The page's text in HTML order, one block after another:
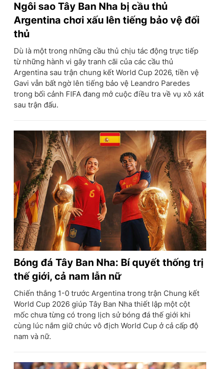
Ngôi sao Tây Ban Nha bị cầu thủ
Argentina chơi xấu lên tiếng bảo vệ đối
thủ
Dù là một trong những cầu thủ chịu tác động trực tiếp
từ những hành vi gây tranh cãi của các cầu thủ
Argentina sau trận chung kết World Cup 2026, tiền vệ
Gavi vẫn bất ngờ lên tiếng bảo vệ Leandro Paredes
trong bối cảnh FIFA đang mở cuộc điều tra về vụ xô xát
sau trận đấu.
Bóng đá Tây Ban Nha: Bí quyết thống trị
thế giới, cả nam lẫn nữ
Chiến thắng 1-0 trước Argentina trong trận Chung kết
World Cup 2026 giúp Tây Ban Nha thiết lập một cột
mốc chưa từng có trong lịch sử bóng đá thế giới khi
cùng lúc nắm giữ chức vô địch World Cup ở cả cấp độ
nam và nữ.